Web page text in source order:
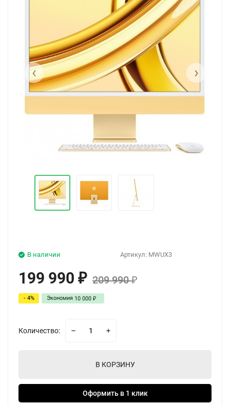
‹ ›
Артикул: MWUX3
В наличии
199 990 ₽ 209 990₽
- 4% Экономия 10 000 ₽
Количество:
В КОРЗИНУ
Оформить в 1 клик